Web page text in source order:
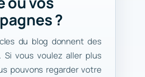
?
du blog donnent des
Si vous voulez aller plus
pouvons regarder votre